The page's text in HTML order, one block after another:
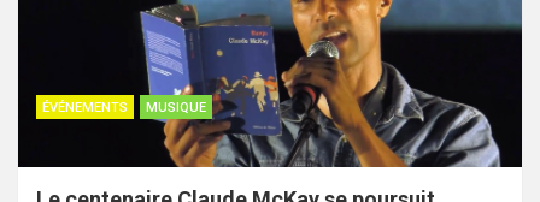
ÉVÉNEMENTS MUSIQUE